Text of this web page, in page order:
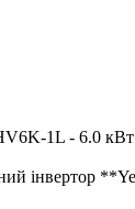
1L - 6.0 кВт
інвертор